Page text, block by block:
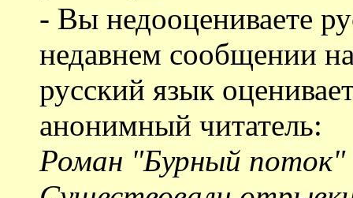
- Вы недооцениваете
недавнем сообщении
русский язык
анонимный читатель:
Роман "Бурный поток"